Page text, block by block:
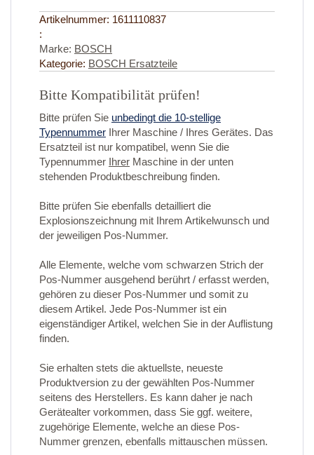
Artikelnummer: 1611110837
:
Marke: BOSCH
Kategorie: BOSCH Ersatzteile
Bitte Kompatibilität prüfen!
Bitte prüfen Sie unbedingt die 10-stellige
Typennummer Ihrer Maschine / Ihres Gerätes. Das
Ersatzteil ist nur kompatibel, wenn Sie die
Typennummer Ihrer Maschine in der unten
stehenden Produktbeschreibung finden.
Bitte prüfen Sie ebenfalls detailliert die
Explosionszeichnung mit Ihrem Artikelwunsch und
der jeweiligen Pos-Nummer.
Alle Elemente, welche vom schwarzen Strich der
Pos-Nummer ausgehend berührt / erfasst werden,
gehören zu dieser Pos-Nummer und somit zu
diesem Artikel. Jede Pos-Nummer ist ein
eigenständiger Artikel, welchen Sie in der Auflistung
finden.
Sie erhalten stets die aktuellste, neueste
Produktversion zu der gewählten Pos-Nummer
seitens des Herstellers. Es kann daher je nach
Gerätealter vorkommen, dass Sie ggf. weitere,
zugehörige Elemente, welche an diese Pos-
Nummer grenzen, ebenfalls mittauschen müssen.